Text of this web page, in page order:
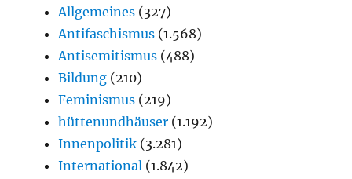
Allgemeines (327)
Antifaschismus (1.568)
Antisemitismus (488)
Bildung (210)
Feminismus (219)
hüttenundhäuser (1.192)
Innenpolitik (3.281)
International (1.842)